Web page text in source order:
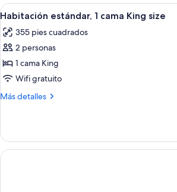
camas
size
Abrir
todas
las
fotos
de
Habitación
estándar,
King
size
Habitación
9
Habitación estándar, 1 cama King size
355 pies cuadrados
2 personas
1 cama King
Wifi gratuito
Más detalles
Más
estándar,
cama